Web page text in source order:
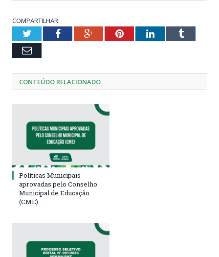
COMPARTILHAR:
TwitterFacebookGoogle+PinterestLinkedInTumblr
Email
CONTEÚDO RELACIONADO
Políticas Municipais
aprovadas pelo Conselho
Municipal de Educação
(CME)